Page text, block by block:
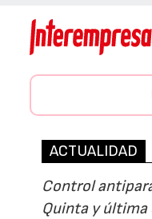
ACTUALIDAD
Control
Quinta y última